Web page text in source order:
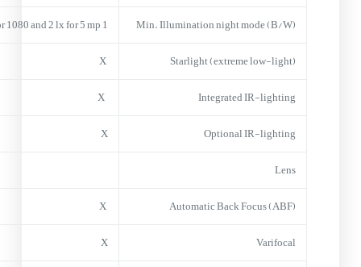
Min. Illumination night mode (B/W)
1 lx for 1080 and 2 lx for 5 mp
Starlight (extreme low-light)
X
Integrated IR-lighting
X
Optional IR-lighting
X
Lens
Automatic Back Focus (ABF)
Varifocal
X